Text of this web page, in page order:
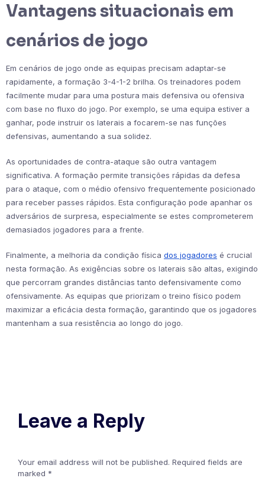
Vantagens situacionais em
cenários de jogo
Em cenários de jogo onde as equipas precisam adaptar-se
rapidamente, a formação 3-4-1-2 brilha. Os treinadores podem
facilmente mudar para uma postura mais defensiva ou ofensiva
com base no fluxo do jogo. Por exemplo, se uma equipa estiver a
ganhar, pode instruir os laterais a focarem-se nas funções
defensivas, aumentando a sua solidez.
As oportunidades de contra-ataque são outra vantagem
significativa. A formação permite transições rápidas da defesa
para o ataque, com o médio ofensivo frequentemente posicionado
para receber passes rápidos. Esta configuração pode apanhar os
adversários de surpresa, especialmente se estes comprometerem
demasiados jogadores para a frente.
Finalmente, a melhoria da condição física dos jogadores é crucial
nesta formação. As exigências sobre os laterais são altas, exigindo
que percorram grandes distâncias tanto defensivamente como
ofensivamente. As equipas que priorizam o treino físico podem
maximizar a eficácia desta formação, garantindo que os jogadores
mantenham a sua resistência ao longo do jogo.
Leave a Reply
Your email address will not be published. Required fields are
marked *